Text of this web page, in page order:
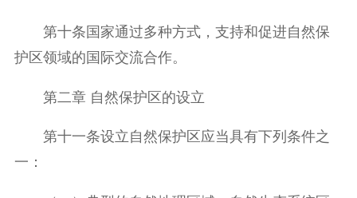
第十条国家通过多种方式，支持和促进自然保
护区领域的国际交流合作。
第二章 自然保护区的设立
第十一条设立自然保护区应当具有下列条件之
一：